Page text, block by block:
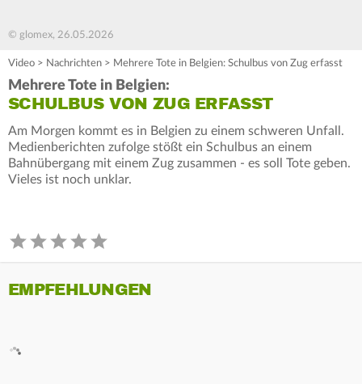
© glomex, 26.05.2026
Video > Nachrichten > Mehrere Tote in Belgien: Schulbus von Zug erfasst
Mehrere Tote in Belgien:
SCHULBUS VON ZUG ERFASST
Am Morgen kommt es in Belgien zu einem schweren Unfall.
Medienberichten zufolge stößt ein Schulbus an einem
Bahnübergang mit einem Zug zusammen - es soll Tote geben.
Vieles ist noch unklar.
EMPFEHLUNGEN